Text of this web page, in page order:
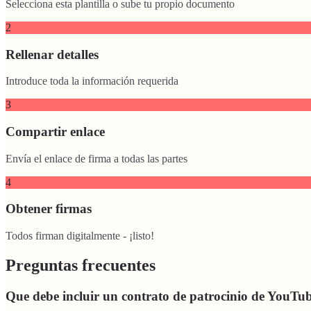
Selecciona esta plantilla o sube tu propio documento
2
Rellenar detalles
Introduce toda la información requerida
3
Compartir enlace
Envía el enlace de firma a todas las partes
4
Obtener firmas
Todos firman digitalmente - ¡listo!
Preguntas frecuentes
Que debe incluir un contrato de patrocinio de